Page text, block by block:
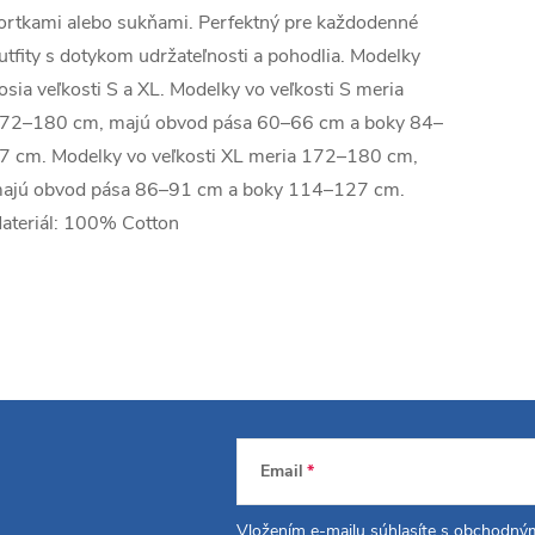
alebo sukňami. Perfektný pre každodenné
s dotykom udržateľnosti a pohodlia. Modelky
veľkosti S a XL. Modelky vo veľkosti S meria
cm, majú obvod pása 60–66 cm a boky 84–
cm. Modelky vo veľkosti XL meria 172–180 cm,
obvod pása 86–91 cm a boky 114–127 cm.
100% Cotton
Email